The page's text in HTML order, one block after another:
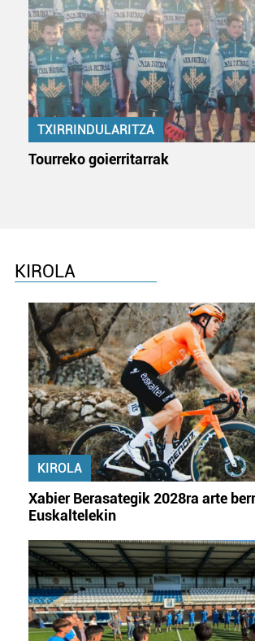
dezakezun ikusteko.
Lortu zure datu pertsonalak
buruzko informazio gehiago eta ezarri
datuen atalean. Edozein unetan alda edo
zure baimena Cookieen adierazpenean.
fitxategiak erabiltzen ditu. Zure
TXIRRINDULARITZA
Tourreko goierritarrak
KIROLA
KIROLA
Xabier Berasategik 2028ra arte
Euskaltelekin